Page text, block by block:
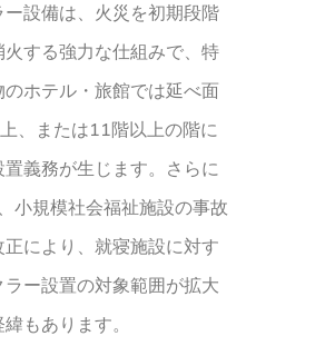
ー設備は、火災を初期段階
火する強力な仕組みで、特
ホテル・旅館では延べ面
、または11階以上の階に
義務が生じます。さらに
小規模社会福祉施設の事故
正により、就寝施設に対す
ラー設置の対象範囲が拡大
もあります。